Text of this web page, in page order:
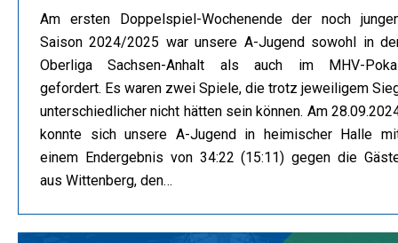
Am ersten Doppelspiel-Wochenende der noch
Saison 2024/2025 war unsere A-Jugend sowohl in
Oberliga Sachsen-Anhalt als auch im MHV-
gefordert. Es waren zwei Spiele, die trotz jeweiligem
unterschiedlicher nicht hätten sein können. Am
konnte sich unsere A-Jugend in heimischer Halle
einem Endergebnis von 34:22 (15:11) gegen die
aus Wittenberg, den…